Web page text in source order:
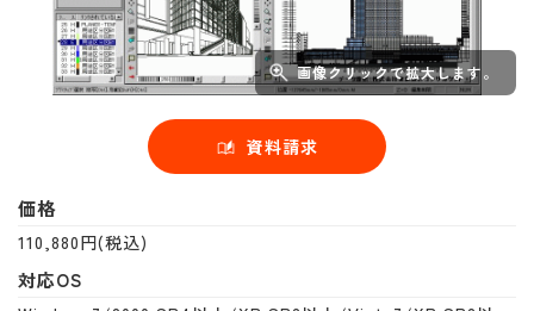
画像クリックで拡大します。
資料請求
価格
110,880円(税込)
対応OS